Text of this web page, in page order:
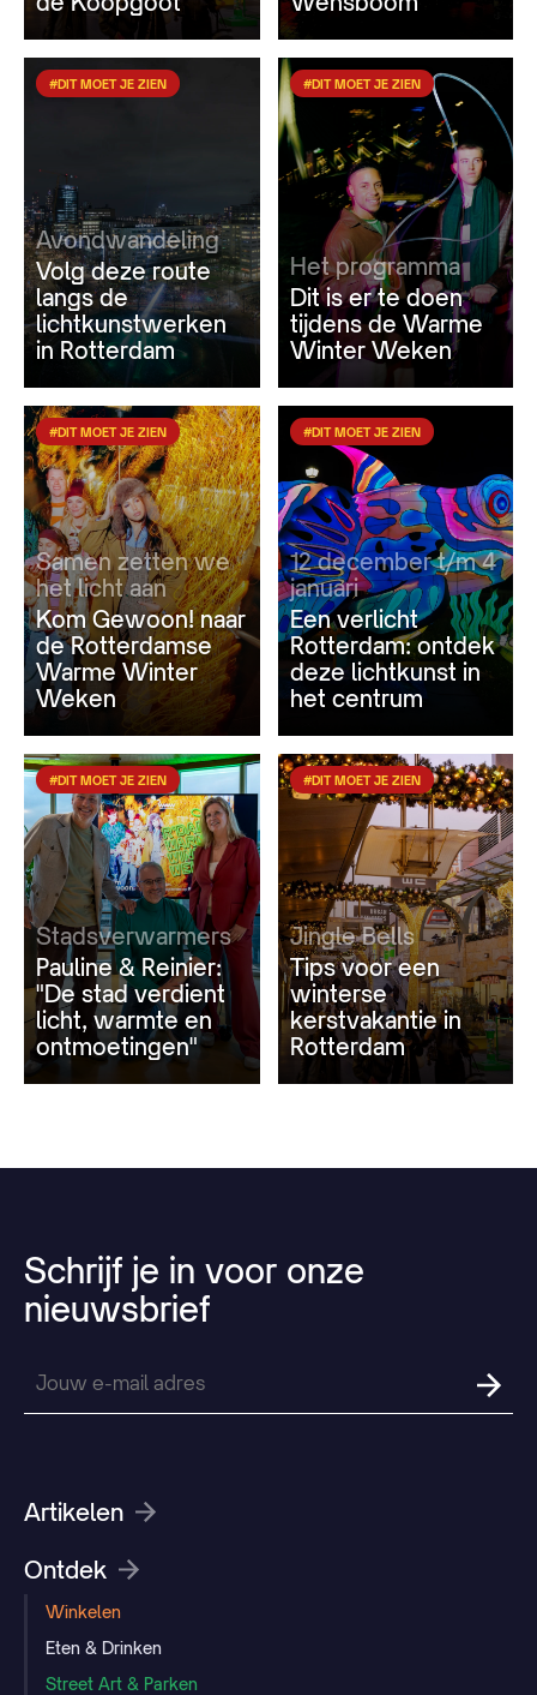
#DIT MOET JE ZIEN
Avondwandeling
Volg deze route
langs de
lichtkunstwerken
in Rotterdam
#DIT MOET JE ZIEN
Het programma
Dit is er te doen
tijdens de Warme
Winter Weken
#DIT MOET JE ZIEN
Samen zetten we
het licht aan
Kom Gewoon! naar
de Rotterdamse
Warme Winter
Weken
#DIT MOET JE ZIEN
12 december t/m 4
januari
Een verlicht
Rotterdam: ontdek
deze lichtkunst in
het centrum
#DIT MOET JE ZIEN
Stadsverwarmers
Pauline & Reinier:
"De stad verdient
licht, warmte en
ontmoetingen"
#DIT MOET JE ZIEN
Jingle Bells
Tips voor een
winterse
kerstvakantie in
Rotterdam
Schrijf je in voor onze
nieuwsbrief
Artikelen
Ontdek
Winkelen
Eten & Drinken
Street Art & Parken